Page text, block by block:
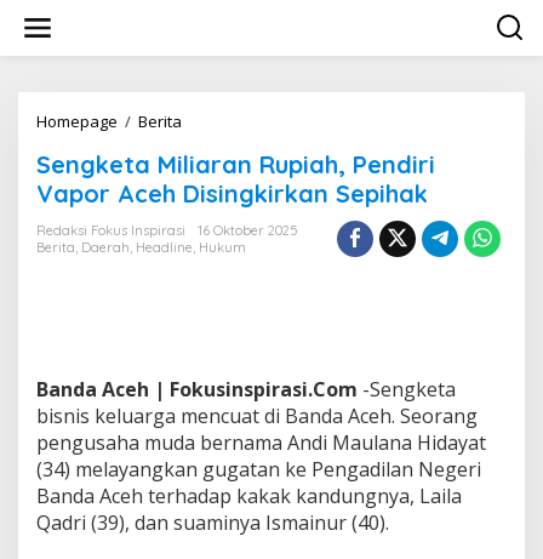
w
Homepage / Berita
n
g
k
e
t
a
a
n
R
u
p
Sengketa Miliaran Rupiah, Pendiri
Vapor Aceh Disingkirkan Sepihak
Redaksi Fokus Inspirasi
16 Oktober 2025
Berita, Daerah, Headline, Hukum
Banda Aceh | Fokusinspirasi.Com -Sengketa
bisnis keluarga mencuat di Banda Aceh. Seorang
pengusaha muda bernama Andi Maulana Hidayat
(34) melayangkan gugatan ke Pengadilan Negeri
Banda Aceh terhadap kakak kandungnya, Laila
Qadri (39), dan suaminya Ismainur (40).